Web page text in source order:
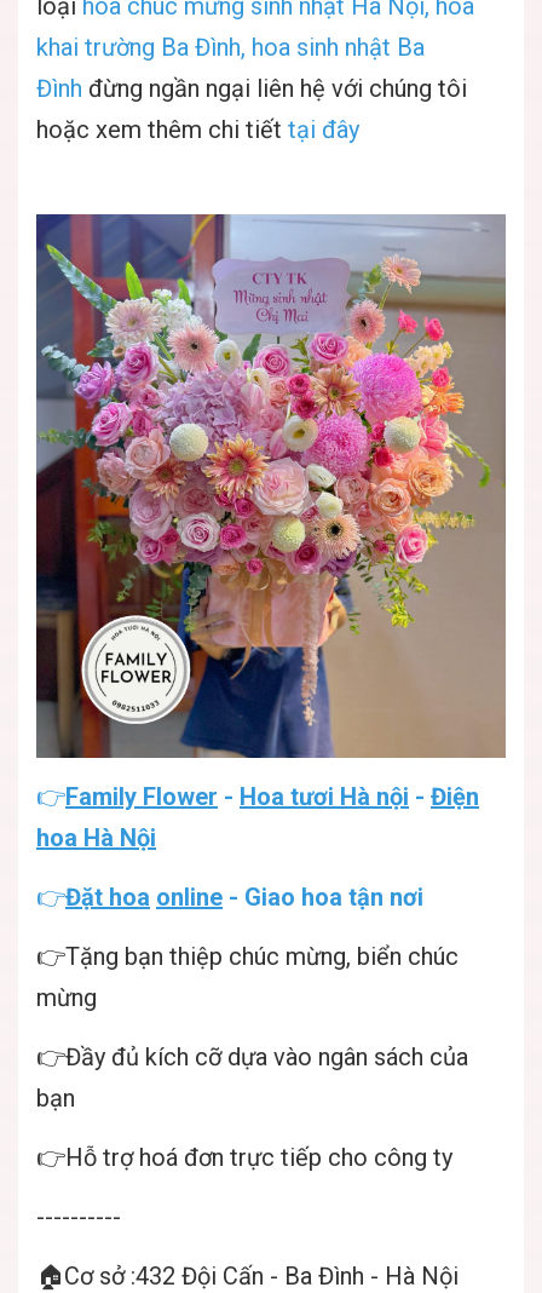
khai trường Ba Đình, hoa sinh nhật Ba
Đình đừng ngần ngại liên hệ với chúng tôi
hoặc xem thêm chi tiết tại đây
👉Family Flower - Hoa tươi Hà nội - Điện
hoa Hà Nội
👉Đặt hoa online - Giao hoa tận nơi
👉Tặng bạn thiệp chúc mừng, biển chúc
mừng
👉Đầy đủ kích cỡ dựa vào ngân sách của
bạn
👉Hỗ trợ hoá đơn trực tiếp cho công ty
----------
🏠Cơ sở :432 Đội Cấn - Ba Đình - Hà Nội